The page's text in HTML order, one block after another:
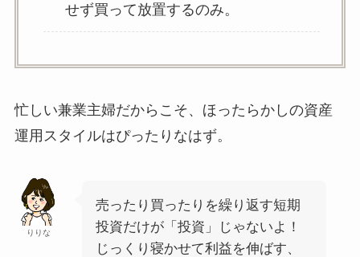
せず買って放置するのみ。
忙しい兼業主婦だからこそ、ほったらかしの資産
運用スタイルはぴったりなはず。
りりな
売ったり買ったりを繰り返す短期
投資だけが「投資」じゃないよ！
じっくり寝かせて利益を伸ばす、